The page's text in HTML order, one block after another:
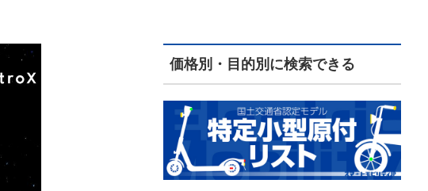
価格別・目的別に検索できる